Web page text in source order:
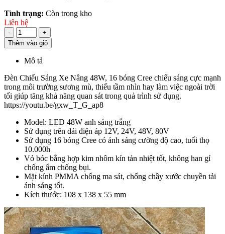
Tình trạng: Còn trong kho
Liên hệ
-
+
Thêm vào giỏ
Mô tả
Đèn Chiếu Sáng Xe Nâng 48W, 16 bóng Cree chiếu sáng cực mạnh
trong môi trường sương mù, thiếu tầm nhìn hay làm việc ngoài trời
tối giúp tăng khả năng quan sát trong quả trình sử dụng.
https://youtu.be/gxw_T_G_ap8
Model: LED 48W anh sáng trắng
Sử dụng trên dải điện áp 12V, 24V, 48V, 80V
Sử dụng 16 bóng Cree có ánh sáng cường độ cao, tuổi thọ
10.000h
Vỏ bóc bằng hợp kim nhôm kín tản nhiệt tốt, không han gỉ
chống ẩm chống bụi.
Mặt kính PMMA chống ma sát, chống chầy xước chuyền tải
ánh sáng tốt.
Kích thước: 108 x 138 x 55 mm